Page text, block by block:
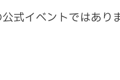
式イベントではあ